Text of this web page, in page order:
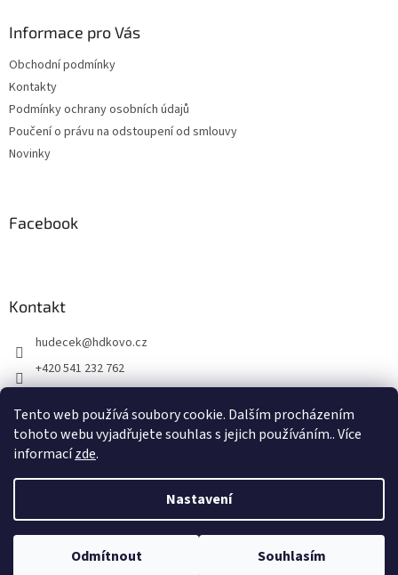
Tento web používá soubory cookie. Dalším procházením
tohoto webu vyjadřujete souhlas s jejich používáním.. Více
informacízde.
Nastavení
Odmítnout Souhlasím
Informace pro Vás
Obchodní podmínky
Kontakty
Podmínky ochrany osobních údajů
Poučení o právu na odstoupení od smlouvy
Novinky
Facebook
Kontakt
hudecek@hdkovo.cz
+420 541 232 762
facebook H+D kovo s.r.o.
Copyright 2026H + D kovo, s.r.o.. Všechna práva vyhrazena.
Upravit nastavení cookies